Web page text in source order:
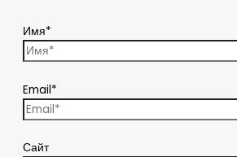
Имя*
Email*
Сайт